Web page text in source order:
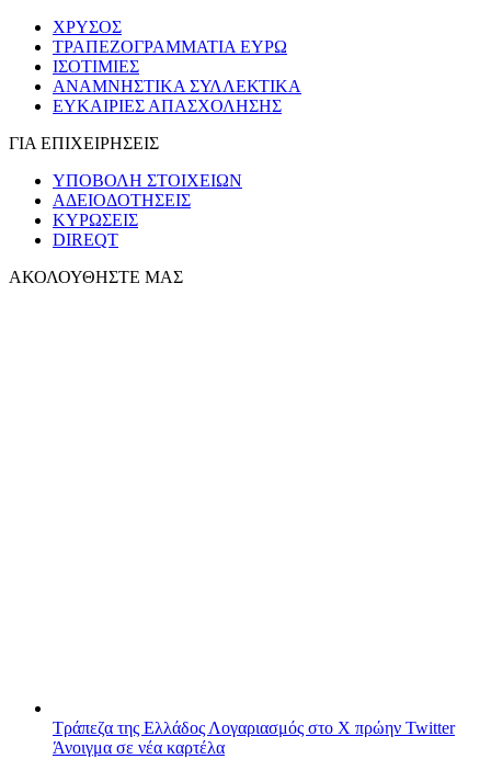
ΧΡΥΣΟΣ
ΤΡΑΠΕΖΟΓΡΑΜΜΑΤΙΑ ΕΥΡΩ
ΙΣΟΤΙΜΙΕΣ
ΑΝΑΜΝΗΣΤΙΚΑ ΣΥΛΛΕΚΤΙΚΑ
ΕΥΚΑΙΡΙΕΣ ΑΠΑΣΧΟΛΗΣΗΣ
ΓΙΑ ΕΠΙΧΕΙΡΗΣΕΙΣ
ΥΠΟΒΟΛΗ ΣΤΟΙΧΕΙΩΝ
ΑΔΕΙΟΔΟΤΗΣΕΙΣ
ΚΥΡΩΣΕΙΣ
DIREQT
ΑΚΟΛΟΥΘΗΣΤΕ ΜΑΣ
Τράπεζα της Ελλάδος Λογαριασμός στο X πρώην Twitter
Άνοιγμα σε νέα καρτέλα